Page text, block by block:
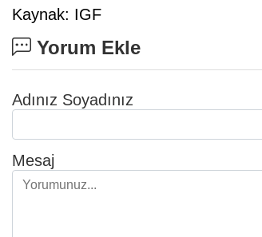
Kaynak: IGF
Yorum Ekle
Adınız Soyadınız
Mesaj